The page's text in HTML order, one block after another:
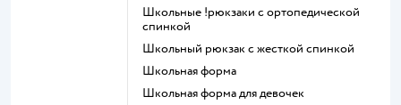
Школьные !рюкзаки с ортопедической
спинкой
Школьный рюкзак с жесткой спинкой
Школьная форма
Школьная форма для девочек